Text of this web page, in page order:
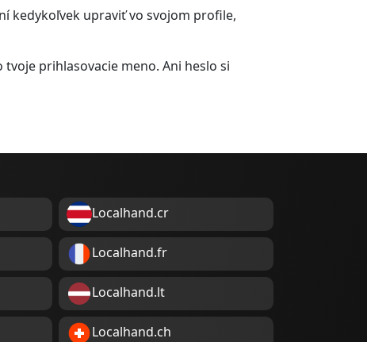
kedykoľvek upraviť vo svojom profile,
prihlasovacie meno. Ani heslo si
Localhand.cr
Localhand.fr
Localhand.lt
Localhand.ch